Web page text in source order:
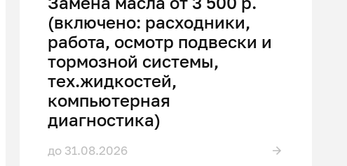
(включено: расходники,
работа, осмотр подвески и
тормозной системы,
тех.жидкостей,
компьютерная
диагностика)
до 31.08.2026